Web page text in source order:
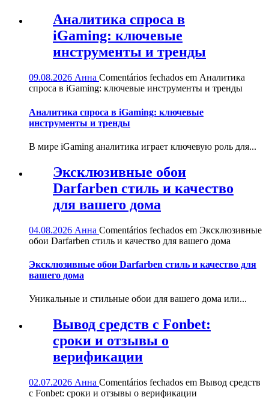
Аналитика спроса в
iGaming: ключевые
инструменты и тренды
09.08.2026 Анна Comentários fechados em Аналитика
спроса в iGaming: ключевые инструменты и тренды
Аналитика спроса в iGaming: ключевые
инструменты и тренды
В мире iGaming аналитика играет ключевую роль для...
Эксклюзивные обои
Darfarben стиль и качество
для вашего дома
04.08.2026 Анна Comentários fechados em Эксклюзивные
обои Darfarben стиль и качество для вашего дома
Эксклюзивные обои Darfarben стиль и качество для
вашего дома
Уникальные и стильные обои для вашего дома или...
Вывод средств с Fonbet:
сроки и отзывы о
верификации
02.07.2026 Анна Comentários fechados em Вывод средств
с Fonbet: сроки и отзывы о верификации